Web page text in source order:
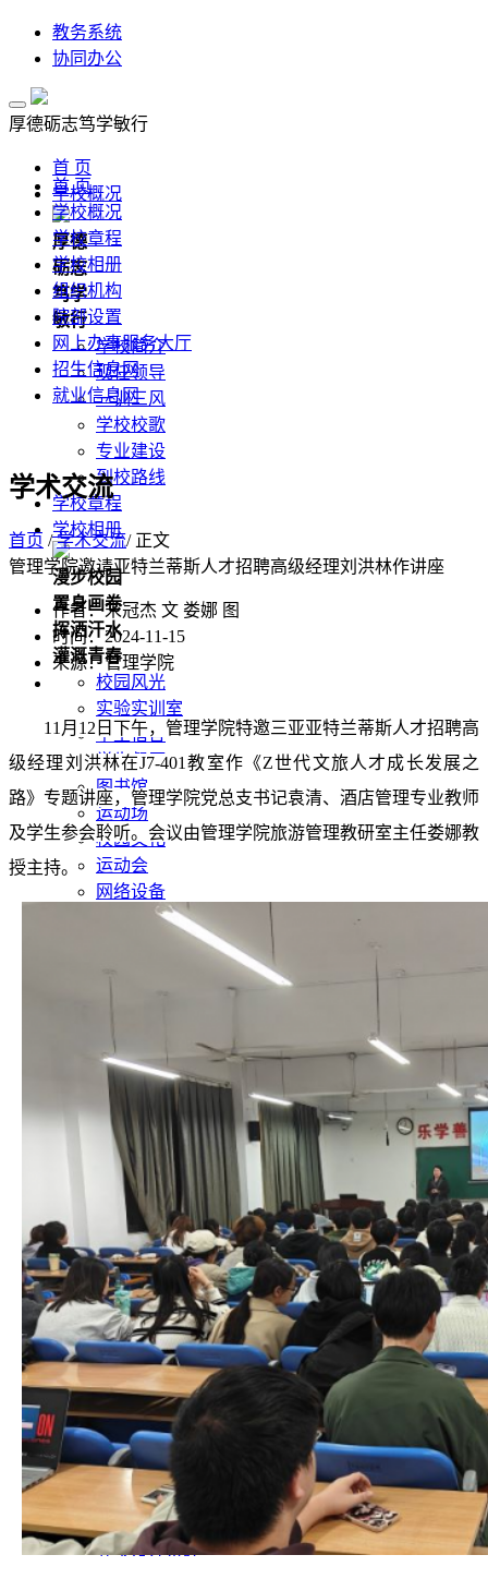
教务系统
协同办公
厚德砺志笃学敏行
首 页
学校概况
厚德
砺志
笃学
敏行
学校简介
现任领导
一训三风
学校校歌
专业建设
到校路线
学校章程
学校相册
漫步校园
置身画卷
挥洒汗水
灌溉青春
校园风光
实验实训室
学生宿舍
学生餐厅
图书馆
运动场
校园文化
运动会
网络设备
军训剪影
创新创业孵化园
统一完善
精简管理
高效运行
党政机构
群团机构
教辅机构
教学单位
院部设置
因事设岗
动态管理
精简高效
科学运行
会计学院
金融学院
管理学院
信息工程学院
土木工程学院
智能工程学院
首 页
学校概况
学校章程
学校相册
组织机构
院部设置
网上办事服务大厅
招生信息网
就业信息网
学术交流
首页 /学术交流/ 正文
管理学院邀请亚特兰蒂斯人才招聘高级经理刘洪林作讲座
作者：宋冠杰 文 娄娜 图
时间：2024-11-15
来源：管理学院
1 1 月 12 日 下午， 管理学院特邀三亚亚特兰蒂斯人才招聘高
级经理刘洪林在J7-401教室作《Z世代文旅人才成长发展之
路》专题讲座， 管理学院党总支书记袁清、酒店管理专业教师
及学生参会聆听。会议由管理学院旅游管理教研室主任娄娜教
授主持。